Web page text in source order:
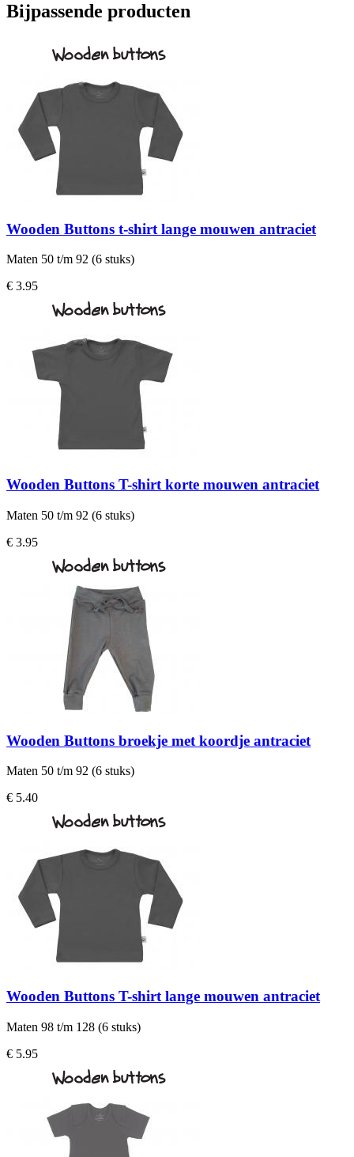
Bijpassende producten
Wooden Buttons t-shirt lange mouwen antraciet
Maten 50 t/m 92 (6 stuks)
€ 3.95
Wooden Buttons T-shirt korte mouwen antraciet
Maten 50 t/m 92 (6 stuks)
€ 3.95
Wooden Buttons broekje met koordje antraciet
Maten 50 t/m 92 (6 stuks)
€ 5.40
Wooden Buttons T-shirt lange mouwen antraciet
Maten 98 t/m 128 (6 stuks)
€ 5.95